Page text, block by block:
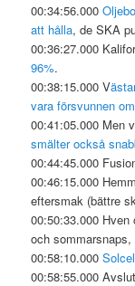
00:34:56.000
att hålla, de SKA
00:36:27.000
96%.
00:38:15.000 V
vara försvunnen
00:41:05.000 Men
smälter också
00:44:45.000
00:46:15.000
eftersmak (bättre
00:50:33.000
och
00:58:10.000
00:58:55.000 Avslut